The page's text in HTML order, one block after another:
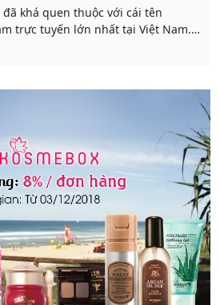
khá quen thuộc với cái tên
trực tuyến lớn nhất tại Việt Nam.
đổi một diện mạo hoàn toàn mới